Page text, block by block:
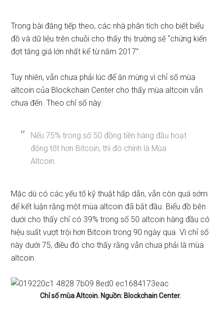
Trong bài đăng tiếp theo, các nhà phân tích cho biết biểu
đồ và dữ liệu trên chuỗi cho thấy thị trường sẽ “chứng kiến ​​
đợt tăng giá lớn nhất kể từ năm 2017”.
Tuy nhiên, vẫn chưa phải lúc để ăn mừng vì chỉ số mùa
altcoin của Blockchain Center cho thấy mùa altcoin vẫn
chưa đến. Theo chỉ số này:
Nếu 75% trong số 50 đồng tiền hàng đầu hoạt
động tốt hơn Bitcoin, thì đó chính là Mùa
Altcoin.
Mặc dù có các yếu tố kỹ thuật hấp dẫn, vẫn còn quá sớm
để kết luận rằng một mùa altcoin đã bắt đầu. Biểu đồ bên
dưới cho thấy chỉ có 39% trong số 50 altcoin hàng đầu có
hiệu suất vượt trội hơn Bitcoin trong 90 ngày qua. Vì chỉ số
này dưới 75, điều đó cho thấy rằng vẫn chưa phải là mùa
altcoin.
Chỉ số mùa Altcoin. Nguồn: Blockchain Center.